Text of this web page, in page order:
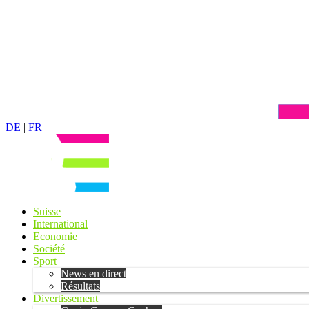
DE | FR
Suisse
International
Economie
Société
Sport
News en direct
Résultats
Divertissement